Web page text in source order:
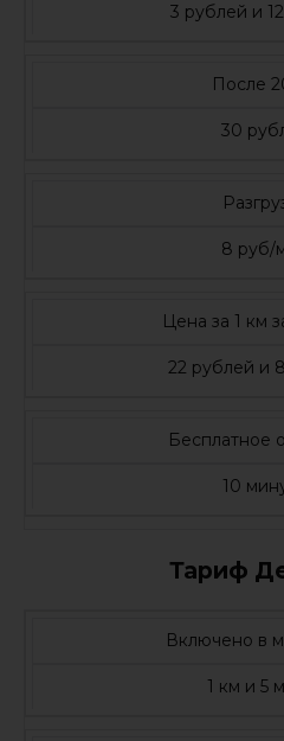
3 рублей и
После
30
8 руб/
Цена за 1 км
22 рублей и
Бесплатное
10
Тариф
Включено в
1 км и 5